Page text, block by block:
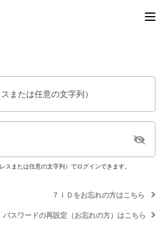
または任意の文字列）
スまたは任意の文字列）でログインできます。
７ｉＤをお忘れの方はこちら
パスワードの再設定（お忘れの方）はこちら